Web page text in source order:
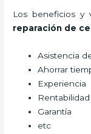
Los beneficios y
reparación de
Asistencia
Ahorrar
Experiencia
Rentabilidad
Garantía
etc